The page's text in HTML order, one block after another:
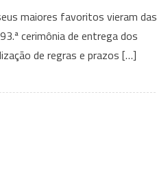
um
dos
seus
mais
maiores favoritos vieram das
cerimônia de entrega dos
de regras e prazos […]